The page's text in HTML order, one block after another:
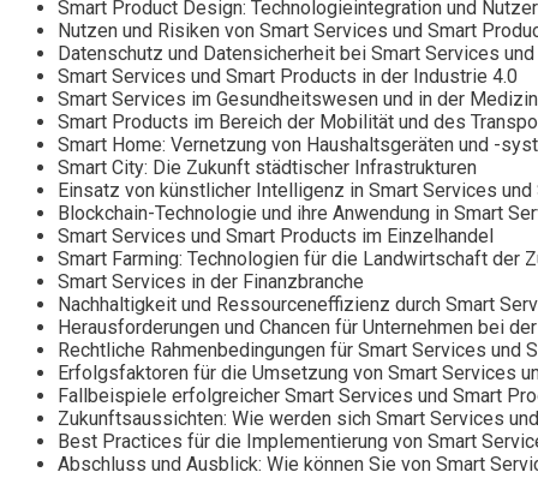
Smart Product Design: Technologieintegration und
Nutzen und Risiken von Smart Services und Smart
Datenschutz und Datensicherheit bei Smart Services
Smart Services und Smart Products in der Industrie 4.0
Smart Services im Gesundheitswesen und in der
Smart Products im Bereich der Mobilität und des
Smart Home: Vernetzung von Haushaltsgeräten und -
Smart City: Die Zukunft städtischer Infrastrukturen
Einsatz von künstlicher Intelligenz in Smart Services
Blockchain-Technologie und ihre Anwendung in Smart
Smart Services und Smart Products im Einzelhandel
Smart Farming: Technologien für die Landwirtschaft der
Smart Services in der Finanzbranche
Nachhaltigkeit und Ressourceneffizienz durch Smart
Herausforderungen und Chancen für Unternehmen bei
Rechtliche Rahmenbedingungen für Smart Services und
Erfolgsfaktoren für die Umsetzung von Smart Services
Fallbeispiele erfolgreicher Smart Services und Smart
Zukunftsaussichten: Wie werden sich Smart Services
Best Practices für die Implementierung von Smart
Abschluss und Ausblick: Wie können Sie von Smart